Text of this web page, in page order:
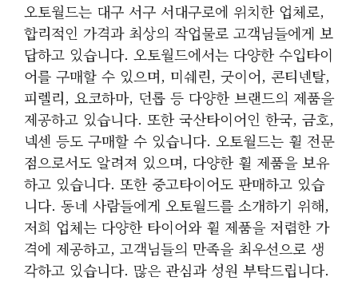
오토월드는 대구 서구 서대구로에 위치한 업체로,
합리적인 가격과 최상의 작업물로 고객님들에게 보
답하고 있습니다. 오토월드에서는 다양한 수입타이
어를 구매할 수 있으며, 미쉐린, 굿이어, 콘티넨탈,
피렐리, 요코하마, 던롭 등 다양한 브랜드의 제품을
제공하고 있습니다. 또한 국산타이어인 한국, 금호,
넥센 등도 구매할 수 있습니다. 오토월드는 휠 전문
점으로서도 알려져 있으며, 다양한 휠 제품을 보유
하고 있습니다. 또한 중고타이어도 판매하고 있습
니다. 동네 사람들에게 오토월드를 소개하기 위해,
저희 업체는 다양한 타이어와 휠 제품을 저렴한 가
격에 제공하고, 고객님들의 만족을 최우선으로 생
각하고 있습니다. 많은 관심과 성원 부탁드립니다.